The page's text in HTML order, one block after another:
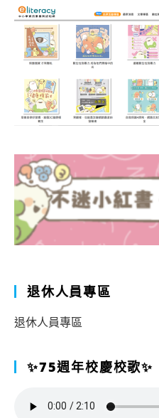
退休人員專區
退休人員專區
✨75週年校慶校歌✨